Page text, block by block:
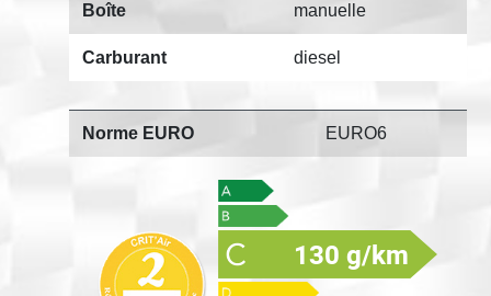
Boîte manuelle
Carburant diesel
Norme EURO EURO6
130 g/km